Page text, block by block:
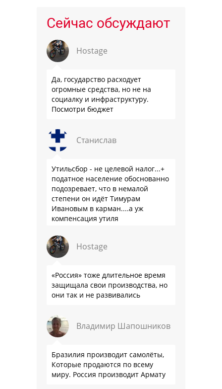
Сейчас обсуждают
Hostage
Да, государство расходует
огромные средства, но не на
социалку и инфраструктуру.
Посмотри бюджет
Станислав
Утильсбор - не целевой налог...+
податное население обоснованно
подозревает, что в немалой
степени он идёт Тимурам
Ивановым в карман....а уж
компенсация утиля
что прям эталон коррупции
Hostage
«Россия» тоже длительное время
защищала свои производства, но
они так и не развивались
Владимир Шапошников
Бразилия производит самолёты,
Которые продаются по всему
миру. Россия производит Армату